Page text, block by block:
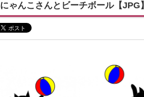
にゃんこさんとビーチボール【JPG】